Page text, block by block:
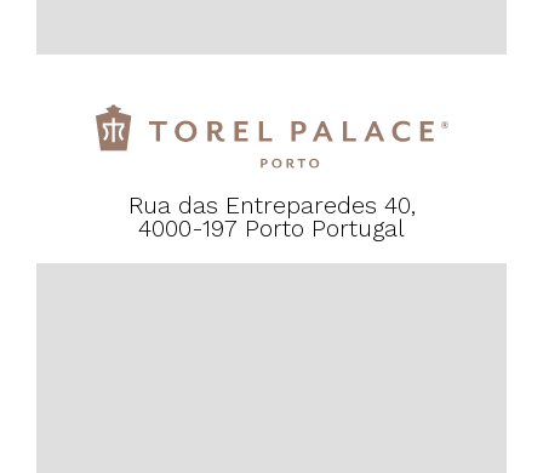
Rua das Entreparedes 40,
4000-197 Porto Portugal